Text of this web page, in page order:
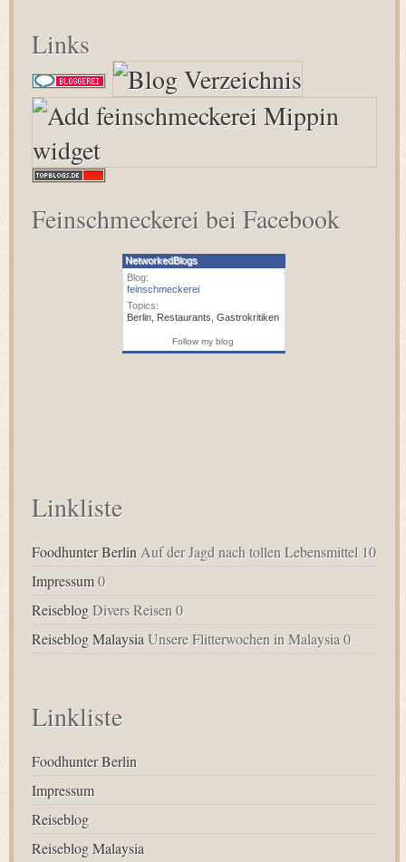
Links
Feinschmeckerei bei Facebook
NetworkedBlogs
Blog:
feinschmeckerei
Topics:
Berlin Restaurants ,Gastrokritiken
Follow my blog
Linkliste
Foodhunter Berlin Auf der Jagd nach tollen Lebensmittel 10
Impressum0
ReiseblogDivers Reisen 0
Reiseblog MalaysiaUnsere Flitterwochen in Malaysia 0
Linkliste
Foodhunter Berlin
Impressum
Reiseblog
Reiseblog Malaysia